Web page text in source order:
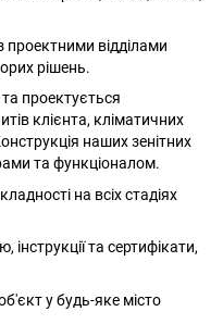
відділами
рішень.
проектується
клієнта, кліматичних
наших зенітних
та функціоналом.
на всіх стадіях
та сертифікати,
у будь-яке місто